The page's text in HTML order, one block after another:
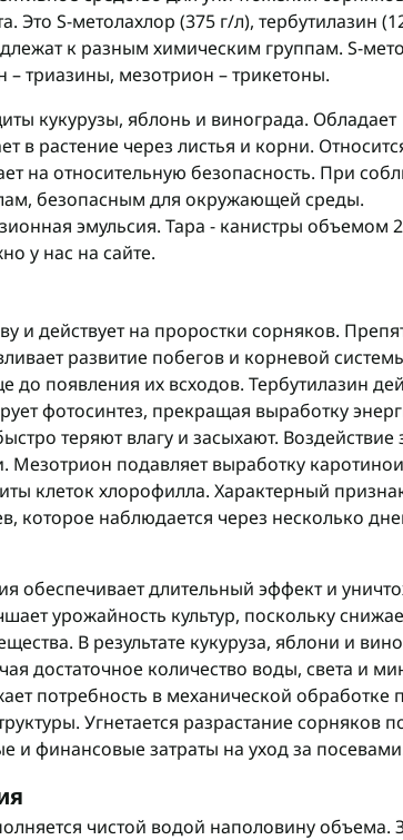
АХТ
Corteva
Альфа Смарт Агро
Укравит
Химагромаркетинг
BASF
BAYER
FMC
NERTUS
Syngenta
Микроудобрения
Микроудобрения
Микроудобрения NERTUS
Микроудобрения
Микроудобрения Альфа
Агро
Микроудобрения Укравит
Это S-метолахлор (375 г/л), тербутилазин
к разным химическим группам. S-
– триазины, мезотрион – трикетоны.
кукурузы, яблонь и винограда. Обладает
в растение через листья и корни.
на относительную безопасность. При
безопасным для окружающей среды.
эмульсия. Тара - канистры объемом
у нас на сайте.
и действует на проростки сорняков.
развитие побегов и корневой
до появления их всходов. Тербутилазин
фотосинтез, прекращая выработку
теряют влагу и засыхают. Воздействие
Мезотрион подавляет выработку
клеток хлорофилла. Характерный
которое наблюдается через несколько
обеспечивает длительный эффект и
урожайность культур, поскольку
В результате кукуруза, яблони и
достаточное количество воды, света и
потребность в механической обработке
Угнетается разрастание сорняков
и финансовые затраты на уход за
чистой водой наполовину объема.